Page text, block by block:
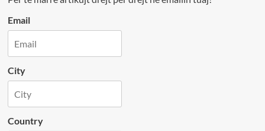
Email
City
Country